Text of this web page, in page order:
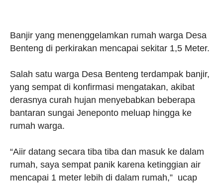
Banjir yang menenggelamkan rumah warga Desa
Benteng di perkirakan mencapai sekitar 1,5 Meter.
Salah satu warga Desa Benteng terdampak banjir,
yang sempat di konfirmasi mengatakan, akibat
derasnya curah hujan menyebabkan beberapa
bantaran sungai Jeneponto meluap hingga ke
rumah warga.
“Aiir datang secara tiba tiba dan masuk ke dalam
rumah, saya sempat panik karena ketinggian air
mencapai 1 meter lebih di dalam rumah,” ucap